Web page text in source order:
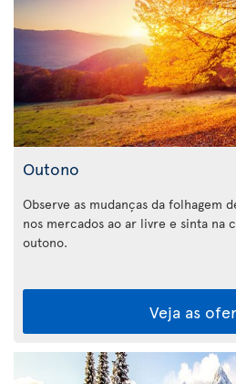
Outono
Observe as mudanças da folhagem
nos mercados ao ar livre e sinta na
outono.
Veja as